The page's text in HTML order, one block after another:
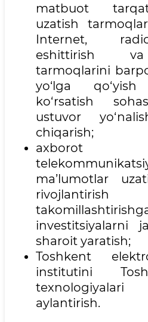
matbuot
uzatish
Internet,
eshittirish
tarmoqlarini
yo‘lga
ko‘rsatish
ustuvor
chiqarish;
axborot
ma’lumotlar
investitsiyalarni
sharoit yaratish;
Toshkent
institutini
aylantirish.